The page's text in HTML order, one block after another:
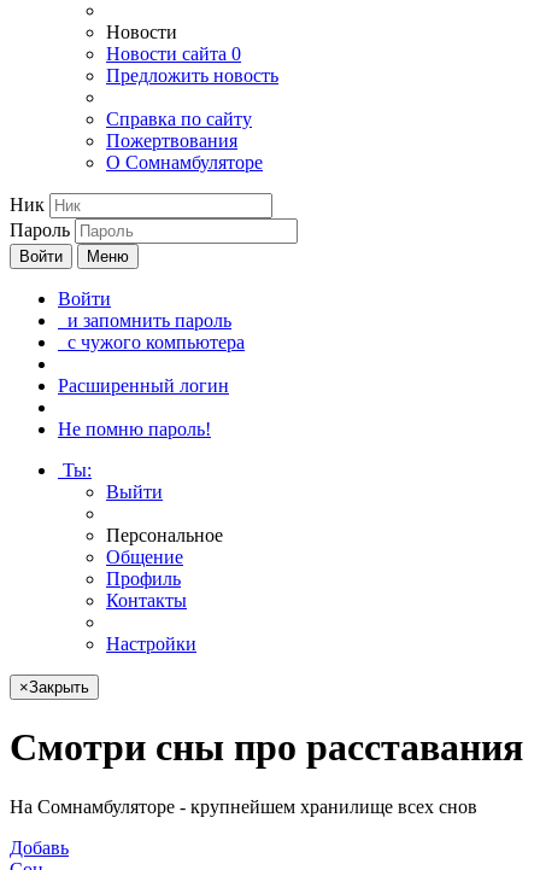
Новости
Новости сайта 0
Предложить новость
Справка по сайту
Пожертвования
О Сомнамбуляторе
Ник
Пароль
Войти Меню
Войти
и запомнить пароль
с чужого компьютера
Расширенный логин
Не помню пароль!
Ты:
Выйти
Персональное
Общение
Профиль
Контакты
Настройки
×Закрыть
Смотри сны про расставания
На Сомнамбуляторе - крупнейшем хранилище всех снов
Добавь